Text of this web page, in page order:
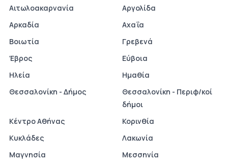
Αιτωλοακαρνανία
Αργολίδα
Αρκαδία
Αχαΐα
Βοιωτία
Γρεβενά
Έβρος
Εύβοια
Ηλεία
Ημαθία
Θεσσαλονίκη - Δήμος
Θεσσαλονίκη - Περιφ/κοί
δήμοι
Κέντρο Αθήνας
Κορινθία
Κυκλάδες
Λακωνία
Μαγνησία
Μεσσηνία